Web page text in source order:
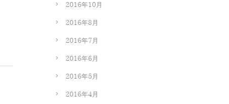
2016年10月
2016年8月
2016年7月
2016年6月
2016年5月
2016年4月